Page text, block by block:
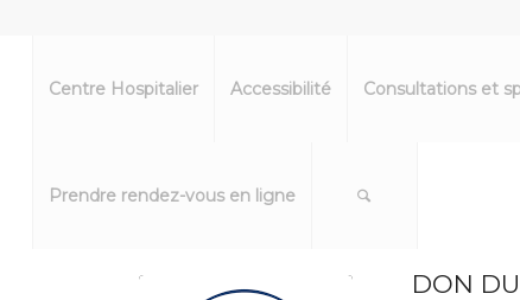
Centre Hospitalier Accessibilité Consultations et
Prendre rendez-vous en ligne
DON